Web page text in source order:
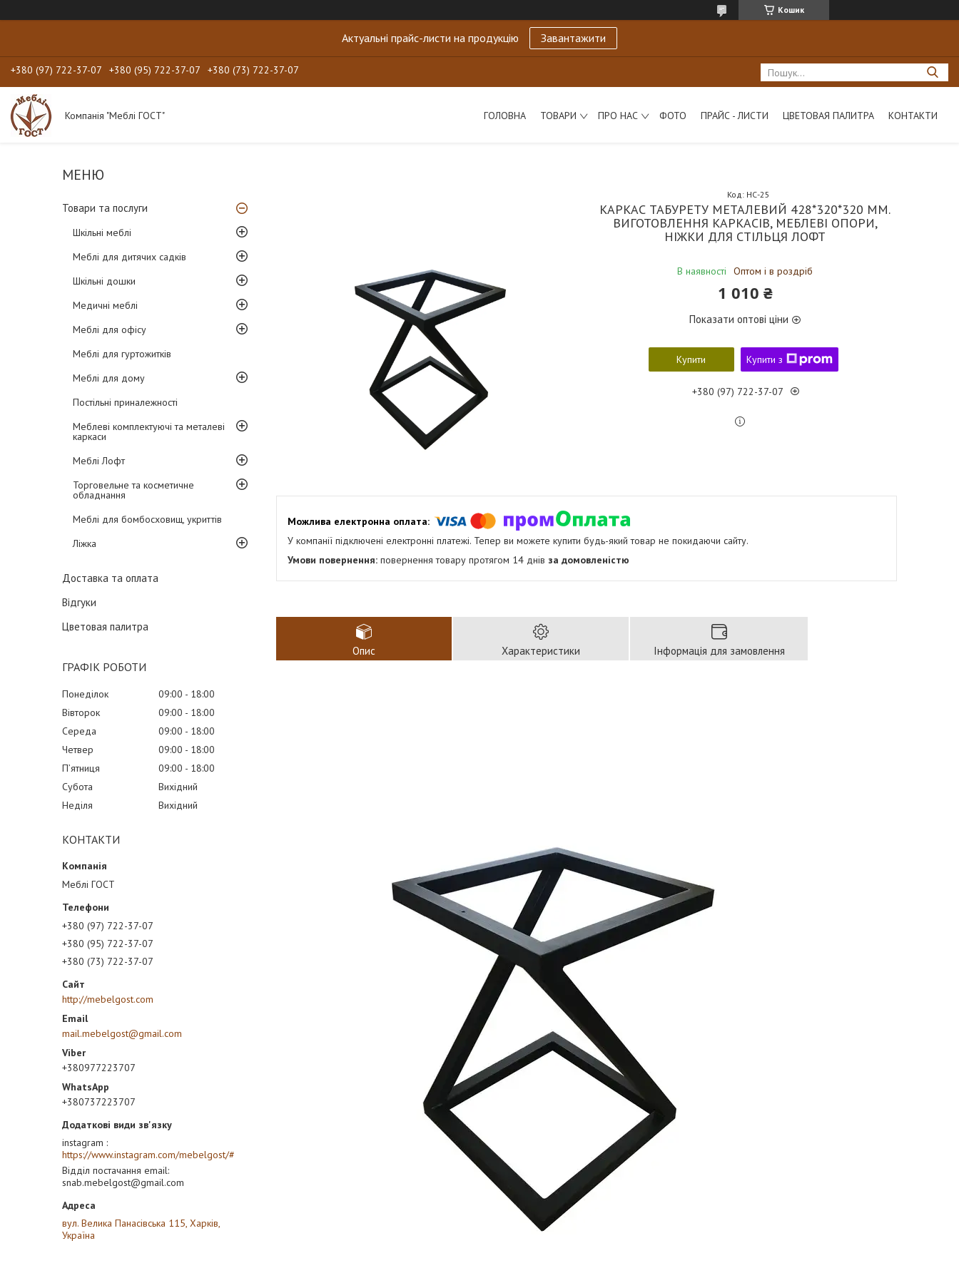
Кошик
Актуальні прайс-листи на продукцію Завантажити
+380 (97) 722-37-07 +380 (95) 722-37-07 +380 (73) 722-37-07
Компанія "Меблі ГОСТ" ГОЛОВНА ТОВАРИ ПРО НАС ФОТО ПРАЙС - ЛИСТИ ЦВЕТОВАЯ ПАЛИТРА КОНТАКТИ
Товари та послуги
Шкільні меблі
Меблі для дитячих садків
Шкільні дошки
Медичні меблі
Меблі для офісу
Меблі для гуртожитків
Меблі для дому
Постільні приналежності
Меблеві комплектуючі та металеві
каркаси
Меблі Лофт
Торговельне та косметичне
обладнання
Меблі для бомбосховищ, укриттів
Ліжка
Доставка та оплата
Відгуки
Цветовая палитра
ГРАФІК РОБОТИ
Понеділок 09:00
18:00
Вівторок
09:00
18:00
Середа
09:00
18:00
Четвер
09:00
18:00
Пʼятниця
09:00
18:00
Субота
Вихідний
Неділя
Вихідний
КОНТАКТИ
Меблі ГОСТ
+380 (97) 722-37-07
+380 (95) 722-37-07
+380 (73) 722-37-07
http://mebelgost.com
mail.mebelgost@gmail.com
+380977223707
+380737223707
instagram
https://www.instagram.com/mebelgost/#
Відділ постачання email
snab.mebelgost@gmail.com
вул. Велика Панасівська 115, Харків,
Україна
КАРКАС ТАБУРЕТУ МЕТАЛЕВИЙ 428*320*320 ММ.
ВИГОТОВЛЕННЯ КАРКАСІВ, МЕБЛЕВІ ОПОРИ,
НІЖКИ ДЛЯ СТІЛЬЦЯ ЛОФТ
В наявності Оптом і в роздріб
Код: НС-25
1 010 ₴
Показати оптові ціни
Купити Купити з
+380 (97) 722-37-07
У компанії підключені електронні платежі. Тепер ви можете купити будь-який товар не покидаючи сайту.
повернення товару протягом 14 днів за домовленістю
Опис Характеристики Інформація для замовлення